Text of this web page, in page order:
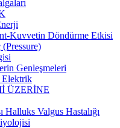
Kuvvetin Döndürme Etkisi
Genleşmeleri
Elektrik
ÜZERİNE
Halluks Valgus Hastalığı